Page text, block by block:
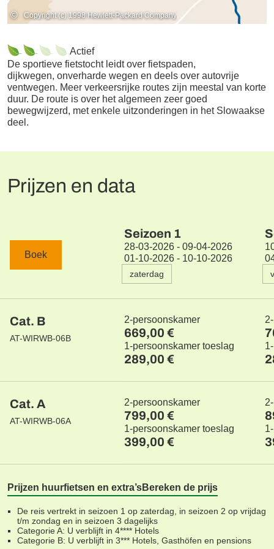
Actief
De sportieve fietstocht leidt over fietspaden,
dijkwegen, onverharde wegen en deels over autovrije
ventwegen. Meer verkeersrijke routes zijn meestal van korte
duur. De route is over het algemeen zeer goed
bewegwijzerd, met enkele uitzonderingen in het Slowaakse
deel.
© Copyright (c) 1998 Hewlett-Packard Company
Prijzen en data
Boek
Cat. B
AT-WIRWB-06B
Cat. A
AT-WIRWB-06A
Seizoen 1
28-03-2026 - 09-04-2026
01-10-2026 - 10-10-2026
zaterdag
2-persoonskamer
669,00 €
1-persoonskamer toeslag
289,00 €
2-persoonskamer
799,00 €
1-persoonskamer toeslag
399,00 €
Prijzen huurfietsen en extra’sBereken de prijs
De reis vertrekt in seizoen 1 op zaterdag, in seizoen 2 op vrijdag
t/m zondag en in seizoen 3 dagelijks
Categorie A: U verblijft in 4**** Hotels
Categorie B: U verblijft in 3*** Hotels, Gasthöfen en pensions